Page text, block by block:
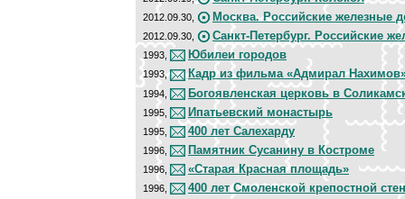
2012.09.30, Москва. Российские железные
2012.09.30, Санкт-Петербург. Российские
1993, Юбилеи городов
1993, Кадр из фильма «Адмирал
1994, Богоявленская церковь в
1995, Ипатьевский монастырь
1995, 400 лет Салехарду
1996, Памятник Сусанину в Костроме
1996, «Старая Красная площадь»
1996, 400 лет Смоленской крепостной